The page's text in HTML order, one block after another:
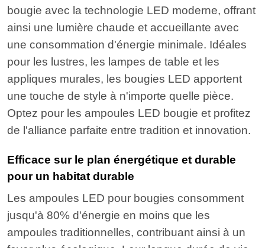
bougie avec la technologie LED moderne, offrant
ainsi une lumière chaude et accueillante avec
une consommation d'énergie minimale. Idéales
pour les lustres, les lampes de table et les
appliques murales, les bougies LED apportent
une touche de style à n'importe quelle pièce.
Optez pour les ampoules LED bougie et profitez
de l'alliance parfaite entre tradition et innovation.
Efficace sur le plan énergétique et durable
pour un habitat durable
Les ampoules LED pour bougies consomment
jusqu'à 80% d'énergie en moins que les
ampoules traditionnelles, contribuant ainsi à un